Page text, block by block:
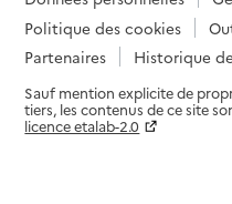
Politique des cookies
Partenaires
Historique
Sauf mention explicite de
tiers, les contenus de ce site
licence etalab-2.0